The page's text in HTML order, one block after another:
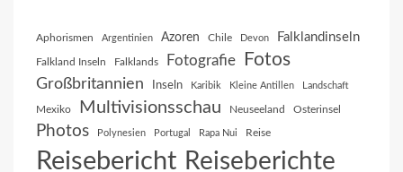
Aphorismen Argentinien Azoren Chile Devon Falklandinseln
Falkland Inseln Falklands Fotografie Fotos
Großbritannien Inseln Karibik Kleine Antillen Landschaft
Mexiko Multivisionsschau Neuseeland Osterinsel
Photos Polynesien Portugal Rapa Nui Reise
Reisebericht Reiseberichte